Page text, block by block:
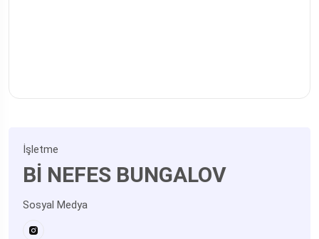
İşletme
Bİ NEFES BUNGALOV
Sosyal Medya